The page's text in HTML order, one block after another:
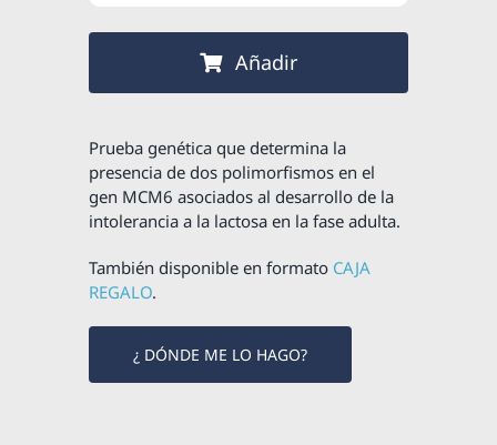
intolerancia
la
lactosa
cantidad
Añadir
Prueba genética que determina la
presencia de dos polimorfismos en el
gen MCM6 asociados al desarrollo de la
intolerancia a la lactosa en la fase adulta.
También disponible en formato CAJA
REGALO.
¿ DÓNDE ME LO HAGO?